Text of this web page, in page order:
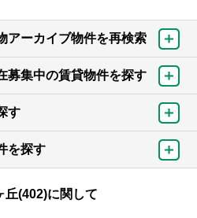
アーカイブ物件を再検索
募集中の賃貸物件を探す
す
を探す
丘(402)に関して